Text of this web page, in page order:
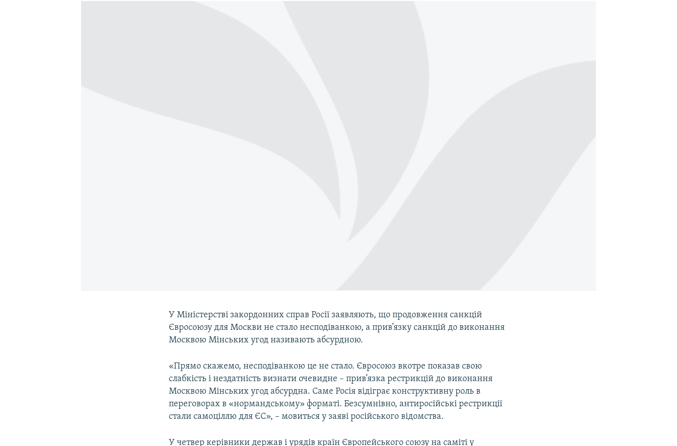
У Міністерстві закордонних справ Росії заявляють, що продовження санкцій
Євросоюзу для Москви не стало несподіванкою, а прив’язку санкцій до виконання
Москвою Мінських угод називають абсурдною.
«Прямо скажемо, несподіванкою це не стало. Євросоюз вкотре показав свою
слабкість і нездатність визнати очевидне – прив’язка рестрикцій до виконання
Москвою Мінських угод абсурдна. Саме Росія відіграє конструктивну роль в
переговорах в «нормандському» форматі. Безсумнівно, антиросійські рестрикції
стали самоціллю для ЄС», – мовиться у заяві російського відомства.
У четвер керівники держав і урядів країн Європейського союзу на саміті у